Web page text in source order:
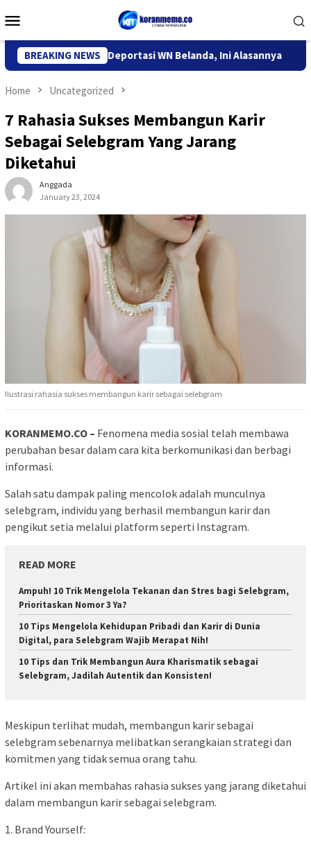
to
Menu
BREAKING NEWS
Kediri Deportasi WN Belanda, Ini Alasannya 9
Home Uncategorized
7 Rahasia Sukses Membangun Karir
Sebagai Selebgram Yang Jarang
Diketahui
Anggada
January 23, 2024
Ilustrasi rahasia sukses membangun karir sebagai selebgram
KORANMEMO.CO – Fenomena media sosial telah membawa
perubahan besar dalam cara kita berkomunikasi dan berbagi
informasi.
Salah satu dampak paling mencolok adalah munculnya
selebgram, individu yang berhasil membangun karir dan
pengikut setia melalui platform seperti Instagram.
READ MORE
Ampuh! 10 Trik Mengelola Tekanan dan Stres bagi Selebgram,
Prioritaskan Nomor 3 Ya?
10 Tips Mengelola Kehidupan Pribadi dan Karir di Dunia
Digital, para Selebgram Wajib Merapat Nih!
10 Tips dan Trik Membangun Aura Kharismatik sebagai
Selebgram, Jadilah Autentik dan Konsisten!
Meskipun terlihat mudah, membangun karir sebagai
selebgram sebenarnya melibatkan serangkaian strategi dan
komitmen yang tidak semua orang tahu.
Artikel ini akan membahas rahasia sukses yang jarang diketahui
dalam membangun karir sebagai selebgram.
1. Brand Yourself: